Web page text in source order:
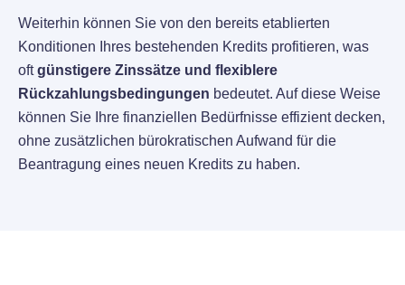
Weiterhin können Sie von den bereits etablierten
Konditionen Ihres bestehenden Kredits profitieren, was
oftgünstigere Zinssätze und flexiblere
Rückzahlungsbedingungen bedeutet. Auf diese Weise
können Sie Ihre finanziellen Bedürfnisse effizient decken,
ohne zusätzlichen bürokratischen Aufwand für die
Beantragung eines neuen Kredits zu haben.